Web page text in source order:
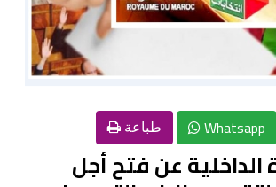
Whatsapp طباعة
الداخلية عن فتح أجل